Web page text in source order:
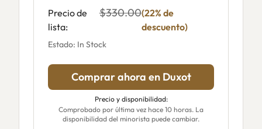
Precio de
lista:
$330.00(22% de
descuento)
Estado: In Stock
Comprar ahora en Duxot
Precio y disponibilidad:
Comprobado por última vez hace 10 horas. La
disponibilidad del minorista puede cambiar.